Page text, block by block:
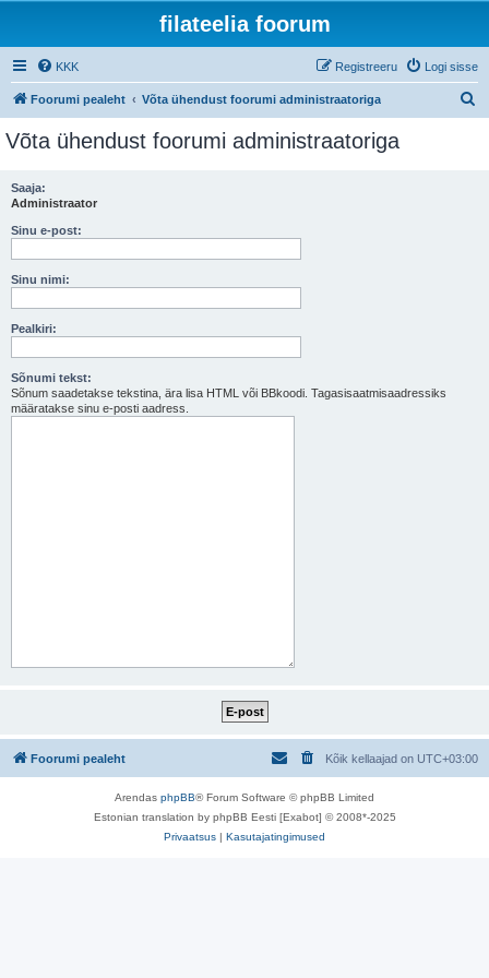
filateelia foorum
KKK Logi sisse
Registreeru
Foorumi pealeht Võta ühendust foorumi administraatoriga
Võta ühendust foorumi administraatoriga
Saaja:
Administraator
Sinu e-post:
Sinu nimi:
Pealkiri:
Sõnumi tekst:
Sõnum saadetakse tekstina, ära lisa HTML või BBkoodi. Tagasisaatmisaadressiks
määratakse sinu e-posti aadress.
Foorumi pealeht Kõik kellaajad on UTC+03:00
Arendas phpBB® Forum Software © phpBB Limited
Estonian translation by phpBB Eesti [Exabot] © 2008*-2025
Privaatsus | Kasutajatingimused